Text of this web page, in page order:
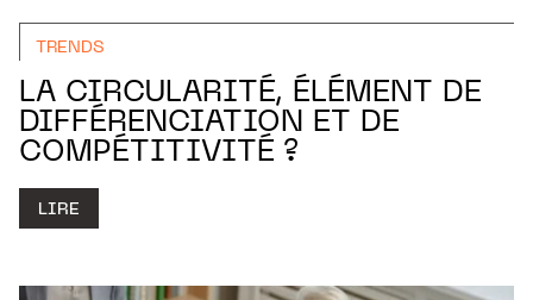
TRENDS
LA CIRCULARITÉ, ÉLÉMENT DE
DIFFÉRENCIATION ET DE
COMPÉTITIVITÉ ?
LIRE